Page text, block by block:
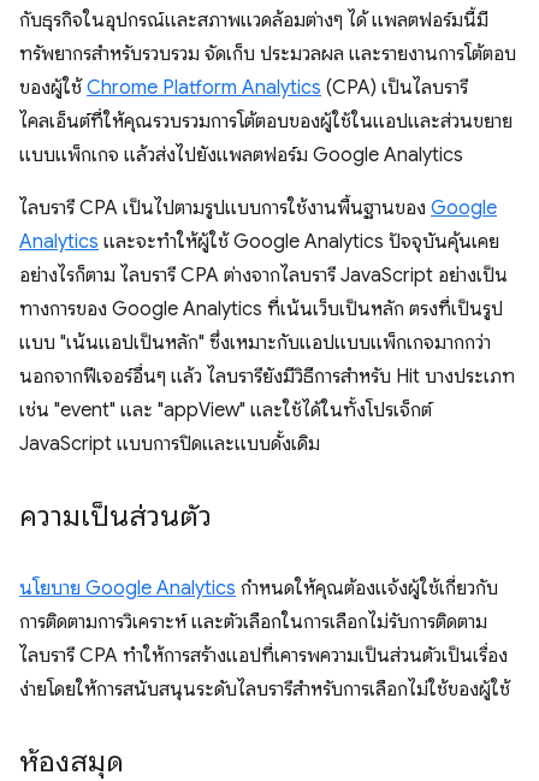
กับธุรกิจในอุปกรณ์และสภาพแวดล้อมต่างๆ ได้ แพลตฟอร์มนี้มี
ทรัพยากรสำหรับรวบรวม จัดเก็บ ประมวลผล และรายงานการโต้ตอบ
ของผู้ใช้ Chrome Platform Analytics (CPA) เป็นไลบรารี
ไคลเอ็นต์ที่ให้คุณรวบรวมการโต้ตอบของผู้ใช้ในแอปและส่วนขยาย
แบบแพ็กเกจ แล้วส่งไปยังแพลตฟอร์ม Google Analytics
ไลบรารี CPA เป็นไปตามรูปแบบการใช้งานพื้นฐานของ Google
Analytics และจะทำให้ผู้ใช้ Google Analytics ปัจจุบันคุ้นเคย
อย่างไรก็ตาม ไลบรารี CPA ต่างจากไลบรารี JavaScript อย่างเป็น
ทางการของ Google Analytics ที่เน้นเว็บเป็นหลัก ตรงที่เป็นรูป
แบบ "เน้นแอปเป็นหลัก" ซึ่งเหมาะกับแอปแบบแพ็กเกจมากกว่า
นอกจากฟีเจอร์อื่นๆ แล้ว ไลบรารียังมีวิธีการสำหรับ Hit บางประเภท
เช่น "event" และ "appView" และใช้ได้ในทั้งโปรเจ็กต์
JavaScript แบบการปิดและแบบดั้งเดิม
ความเป็นส่วนตัว
นโยบาย Google Analytics กำหนดให้คุณต้องแจ้งผู้ใช้เกี่ยวกับ
การติดตามการวิเคราะห์ และตัวเลือกในการเลือกไม่รับการติดตาม
ไลบรารี CPA ทำให้การสร้างแอปที่เคารพความเป็นส่วนตัวเป็นเรื่อง
ง่ายโดยให้การสนับสนุนระดับไลบรารีสำหรับการเลือกไม่ใช้ของผู้ใช้
ห้องสมุด